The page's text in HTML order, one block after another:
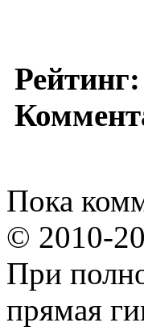
Рейтинг:
Пока
© 2010-
При
прямая